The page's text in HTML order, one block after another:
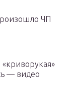
ЧП
— видео